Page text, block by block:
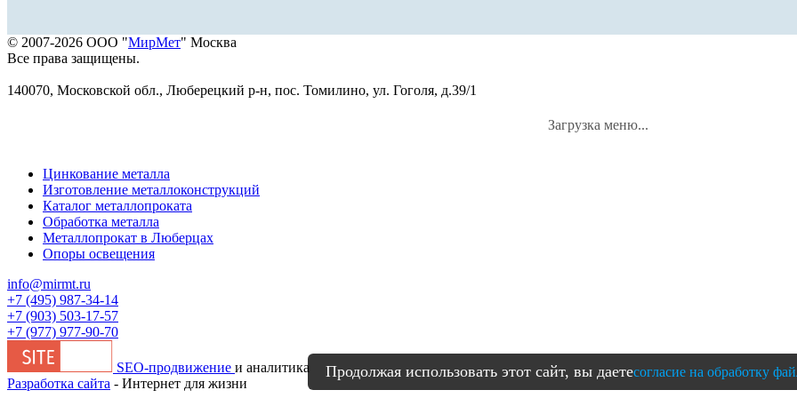
© 2007-2026 ООО "МирМет" Москва
Все права защищены.
140070, Московской обл., Люберецкий р-н, пос. Томилино, ул. Гоголя, д.39/1
Загрузка меню...
Цинкование металла
Изготовление металлоконструкций
Каталог металлопроката
Обработка металла
Металлопрокат в Люберцах
Опоры освещения
info@mirmt.ru
+7 (495) 987-34-14
+7 (903) 503-17-57
+7 (977) 977-90-70
SEO-продвижение и аналитика
Разработка сайта - Интернет для жизни
Продолжая использовать этот сайт, вы даетесогласие на обработку